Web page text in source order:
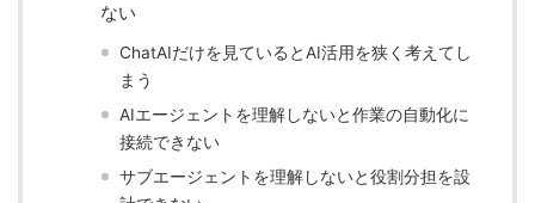
ない
ChatAIだけを見ているとAI活用を狭く考えてし
まう
AIエージェントを理解しないと作業の自動化に
接続できない
サブエージェントを理解しないと役割分担を設